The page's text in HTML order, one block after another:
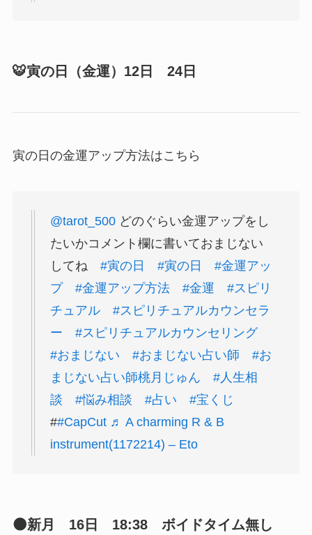
🐯寅の日（金運）12日 24日
寅の日の金運アップ方法はこちら
@tarot_500どのぐらい金運アップをし
たいかコメント欄に書いておまじない
してね #寅の日 #寅の日
#金運アッ
プ
#金運アップ方法 #金運
#スピリ
チュアル
#スピリチュアルカウンセラ
ー
#スピリチュアルカウンセリング
#おまじない
#おまじない占い師
#お
まじない占い師桃月じゅん
#人生相
談
#悩み相談 #占い
#宝くじ
##CapCut ♬ A charming R & B
instrument(1172214) – Eto
🌑新月 16日 18:38 ボイドタイム無し